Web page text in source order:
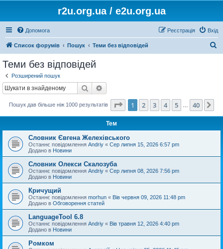
r2u.org.ua / e2u.org.ua
Допомога Вхід
Реєстрація
Список форумів Пошук Теми без відповідей
Теми без відповідей
Розширений пошук
Пошук
Пошук дав більше ніж 1000 результатів Сторінка 1 40
1 2 3 4 5 40
Тем
Словник Євгена Желехівського
Останнє повідомлення Andriy « Сер липня 15, 2026 6:57 pm
Додано в Новини
Словник Олекси Скалозуба
Останнє повідомлення Andriy « Сер липня 08, 2026 7:56 pm
Додано в Новини
Кричущий
Останнє повідомлення morhun « Вів червня 09, 2026 11:48 pm
Додано в Обговорення статей
LanguageTool 6.8
Останнє повідомлення Andriy « Вів травня 12, 2026 4:40 pm
Додано в Новини
Ромком